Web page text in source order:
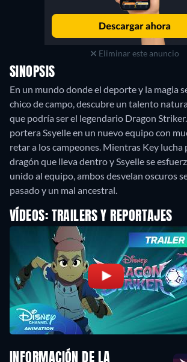
Eliminar este anuncio
SINOPSIS
En un mundo donde el deporte y la magia
chico de campo, descubre un talento
que podría ser el legendario Dragon Striker.
portera Ssyelle en un nuevo equipo con
retar a los campeones. Mientras Key lucha
dragón que lleva dentro y Ssyelle se
unido al equipo, ambos desvelan oscuros
pasado y un mal ancestral.
VÍDEOS: TRAILERS Y REPORTAJES
INFORMACIÓN DE LA